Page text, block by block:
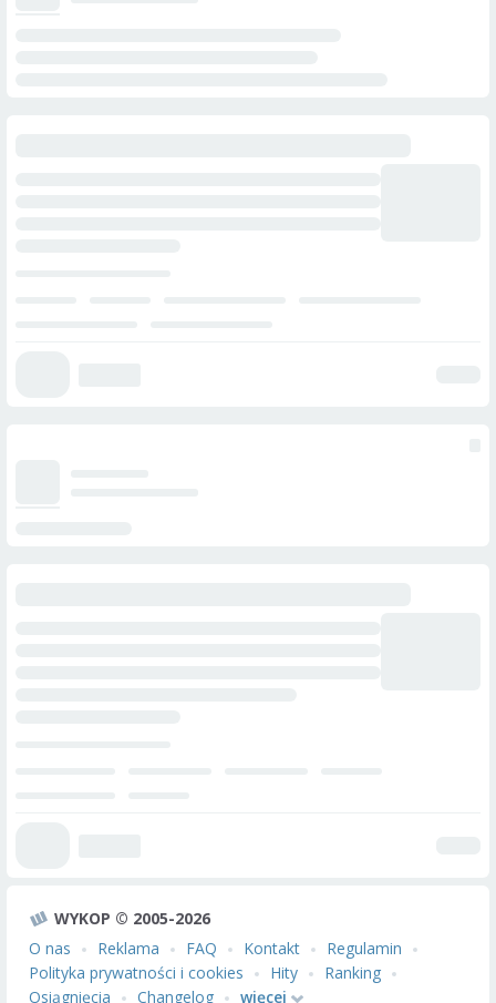
WYKOP © 2005-2026
O nas
Reklama FAQ Kontakt
Regulamin
Polityka prywatności i cookies
Hity
Ranking
Osiągnięcia
Changelog więcej